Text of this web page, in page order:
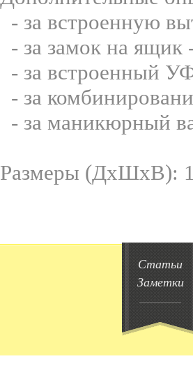
- за встроенную
- за замок на ящик
- за встроенный
- за
- за маникюрный
Размеры (ДхШхВ):
Статьи
Заметки